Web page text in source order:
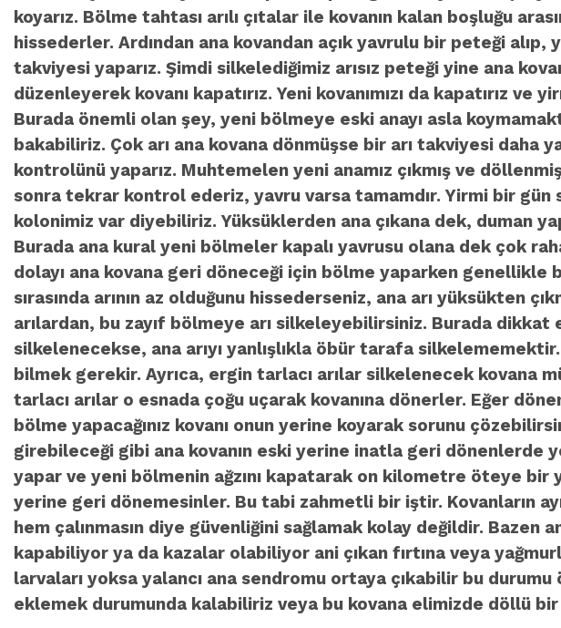
koyarız. Bölme tahtası arılı çıtalar ile kovanın kalan boşluğu
hissederler. Ardından ana kovandan açık yavrulu bir peteği
takviyesi yaparız. Şimdi silkelediğimiz arısız peteği yine ana
düzenleyerek kovanı kapatırız. Yeni kovanımızı da kapatırız
Burada önemli olan şey, yeni bölmeye eski anayı asla
bakabiliriz. Çok arı ana kovana dönmüşse bir arı takviyesi
kontrolünü yaparız. Muhtemelen yeni anamız çıkmış ve
sonra tekrar kontrol ederiz, yavru varsa tamamdır. Yirmi bir
kolonimiz var diyebiliriz. Yüksüklerden ana çıkana dek, duman
Burada ana kural yeni bölmeler kapalı yavrusu olana dek çok
dolayı ana kovana geri döneceği için bölme yaparken genellikle
sırasında arının az olduğunu hissederseniz, ana arı yüksükten
arılardan, bu zayıf bölmeye arı silkeleyebilirsiniz. Burada
silkelenecekse, ana arıyı yanlışlıkla öbür tarafa
bilmek gerekir. Ayrıca, ergin tarlacı arılar silkelenecek kovana
tarlacı arılar o esnada çoğu uçarak kovanına dönerler. Eğer
bölme yapacağınız kovanı onun yerine koyarak sorunu
girebileceği gibi ana kovanın eski yerine inatla geri dönenlerde
yapar ve yeni bölmenin ağzını kapatarak on kilometre öteye
yerine geri dönemesinler. Bu tabi zahmetli bir iştir. Kovanların
hem çalınmasın diye güvenliğini sağlamak kolay değildir.
kapabiliyor ya da kazalar olabiliyor ani çıkan fırtına veya
larvaları yoksa yalancı ana sendromu ortaya çıkabilir bu
eklemek durumunda kalabiliriz veya bu kovana elimizde döllü